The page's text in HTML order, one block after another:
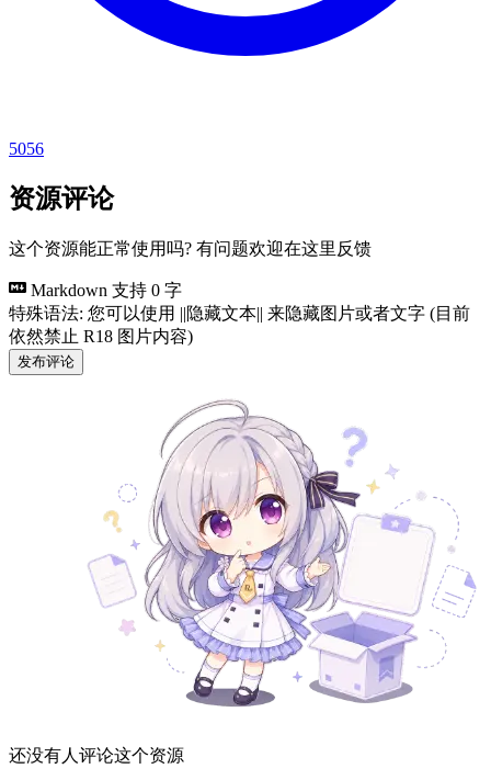
5056
资源评论
这个资源能正常使用吗? 有问题欢迎在这里反馈
Markdown 支持 0 字
特殊语法: 您可以使用 ||隐藏文本|| 来隐藏图片或者文字 (目前
依然禁止 R18 图片内容)
发布评论
还没有人评论这个资源